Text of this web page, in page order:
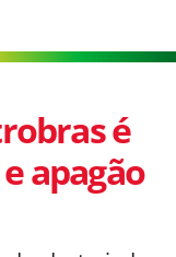
é
apagão